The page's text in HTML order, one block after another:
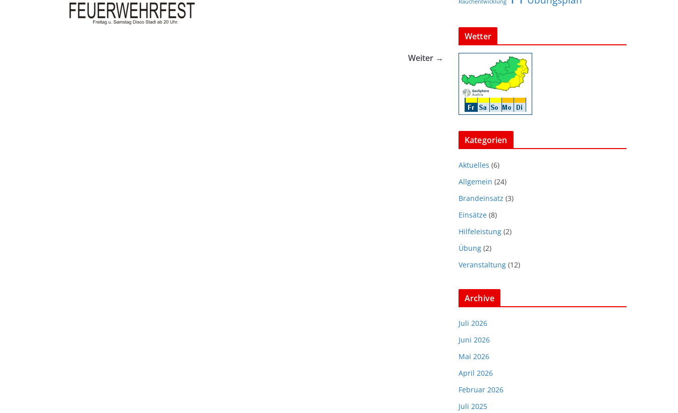
Weiter →
Rauchentwicklung
Wetter
Kategorien
Aktuelles (6)
Allgemein (24)
Brandeinsatz (3)
Einsätze (8)
Hilfeleistung (2)
Übung (2)
Veranstaltung (12)
Archive
Juli 2026
Juni 2026
Mai 2026
April 2026
Februar 2026
Juli 2025